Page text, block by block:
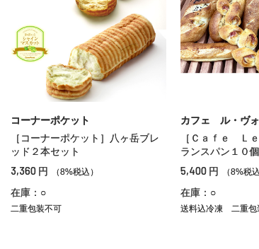
コーナーポケット
［コーナーポケット］八ヶ岳ブレ
ッド２本セット
3,360 円 （8%税込）
在庫：○
二重包装不可
カフェ ル・ヴ
［Ｃａｆｅ Ｌ
ランスパン１０
5,400 円 （8%税込
在庫：○
送料込冷凍 二重